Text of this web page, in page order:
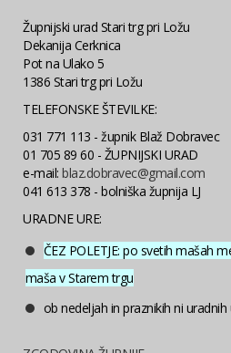
Župnijski urad Stari trg pri Ložu
Dekanija Cerknica
Pot na Ulako 5
1386 Stari trg pri Ložu
TELEFONSKE ŠTEVILKE:
031 771 113 - župnik Blaž Dobravec
01 705 89 60 - ŽUPNIJSKI URAD
e-mail: blaz.dobravec@gmail.com
041 613 378 - bolniška župnija LJ
URADNE URE:
ČEZ POLETJE: po svetih mašah
maša v Starem trgu
ob nedeljah in praznikih ni uradnih